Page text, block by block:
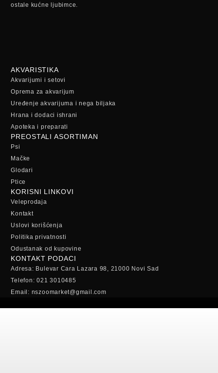
ostale kućne ljubimce.
AKVARISTIKA
Akvarijumi i setovi
Oprema za akvarijum
Uređenje akvarijuma i nega biljaka
Hrana i dodaci ishrani
Apoteka i preparati
PREOSTALI ASORTIMAN
Psi
Mačke
Glodari
Ptice
KORISNI LINKOVI
Veleprodaja
Kontakt
Uslovi korišćenja
Politika privatnosti
Odustanak od kupovine
KONTAKT PODACI
Adresa: Bulevar Cara Lazara 98, 21000 Novi Sad
Telefon: 021 3010485
Email: nszoomarket@gmail.com